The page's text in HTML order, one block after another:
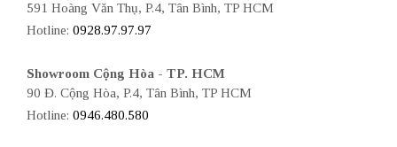
591 Hoàng Văn Thụ, P.4, Tân Bình, TP HCM
Hotline: 0928.97.97.97
Showroom Cộng Hòa - TP. HCM
90 Đ. Cộng Hòa, P.4, Tân Bình, TP HCM
Hotline: 0946.480.580